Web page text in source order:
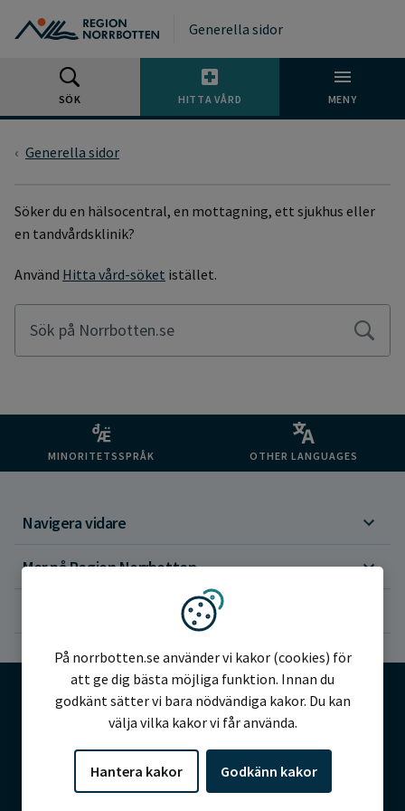
Generella sidor
SÖK HITTA VÅRD MENY
Generella sidor
SÖKSIDA
Söker du en hälsocentral, en mottagning, ett sjukhus eller
en tandvårdsklinik?
Använd Hitta vård-söket istället.
Sök på Norrbotten.se
MINORITETSSPRÅK OTHER LANGUAGES
Navigera vidare
Mer på Region Norrbotten
©2026 Region Norrbotten
Vi använder kakor
På norrbotten.se använder vi kakor (cookies) för
att ge dig bästa möjliga funktion. Innan du
godkänt sätter vi bara nödvändiga kakor. Du kan
välja vilka kakor vi får använda.
Hantera kakor Godkänn kakor